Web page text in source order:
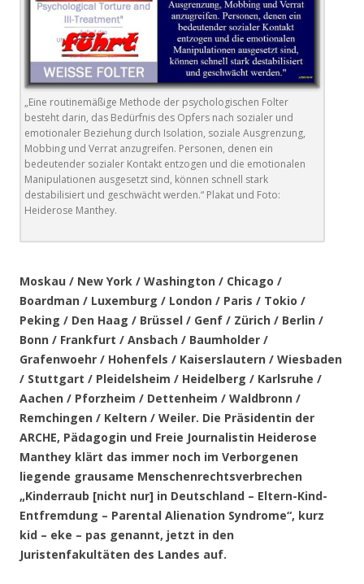
„Eine routinemäßige Methode der psychologischen Folter
besteht darin, das Bedürfnis des Opfers nach sozialer und
emotionaler Beziehung durch Isolation, soziale Ausgrenzung,
Mobbing und Verrat anzugreifen. Personen, denen ein
bedeutender sozialer Kontakt entzogen und die emotionalen
Manipulationen ausgesetzt sind, können schnell stark
destabilisiert und geschwächt werden.“ Plakat und Foto:
Heiderose Manthey.
Moskau / New York / Washington / Chicago /
Boardman / Luxemburg / London / Paris / Tokio /
Peking / Den Haag / Brüssel / Genf / Zürich / Berlin /
Bonn / Frankfurt / Ansbach / Baumholder /
Grafenwoehr / Hohenfels / Kaiserslautern / Wiesbaden
/ Stuttgart / Pleidelsheim / Heidelberg / Karlsruhe /
Aachen / Pforzheim / Dettenheim / Waldbronn /
Remchingen / Keltern / Weiler. Die Präsidentin der
ARCHE, Pädagogin und Freie Journalistin Heiderose
Manthey klärt das immer noch im Verborgenen
liegende grausame Menschenrechtsverbrechen
„Kinderraub [nicht nur] in Deutschland – Eltern-Kind-
Entfremdung – Parental Alienation Syndrome“, kurz
kid – eke – pas genannt, jetzt in den
Juristenfakultäten des Landes auf.